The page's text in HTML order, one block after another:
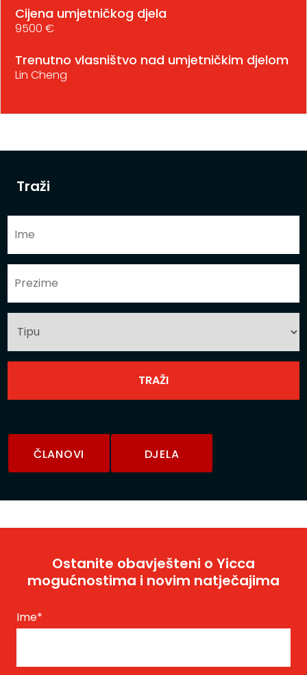
Traži
ČLANOVI DJELA
Cijena umjetničkog djela
9500 €
Trenutno vlasništvo nad umjetničkim djelom
Lin Cheng
Ostanite obavješteni o Yicca
mogućnostima i novim natječajima
Ime*